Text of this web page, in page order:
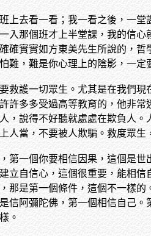
上去看一看；我一看之後，一
入那個班才上半堂課，我的信
確實實如方東美先生所說的，
難，難是你心理上的陰影，一定
救護一切眾生。尤其是在我們
許多多受過高等教育的，他非
，說得不好聽就處處在欺負人
人當，不要被人欺騙。救度眾生
第一個你要相信因果，這個是
立自信心，這個很重要，能相
那是第一個條件，這個不一樣
信阿彌陀佛，第一個相信自己
。